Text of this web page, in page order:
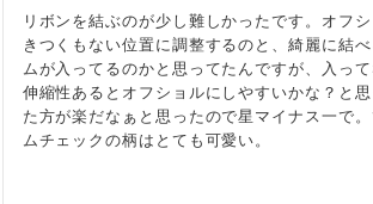
リボンを結ぶのが少し難しかったです。オフ
きつくもない位置に調整するのと、綺麗に結
ムが入ってるのかと思ってたんですが、入っ
伸縮性あるとオフショルにしやすいかな？と
た方が楽だなぁと思ったので星マイナス一で
ムチェックの柄はとても可愛い。